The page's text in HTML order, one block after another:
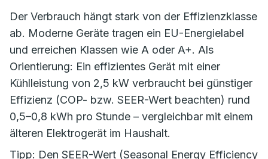
Der Verbrauch hängt stark von der Effizienzklasse
ab. Moderne Geräte tragen ein EU-Energielabel
und erreichen Klassen wie A oder A+. Als
Orientierung: Ein effizientes Gerät mit einer
Kühlleistung von 2,5 kW verbraucht bei günstiger
Effizienz (COP- bzw. SEER-Wert beachten) rund
0,5–0,8 kWh pro Stunde – vergleichbar mit einem
älteren Elektrogerät im Haushalt.
Tipp: Den SEER-Wert (Seasonal Energy Efficiency